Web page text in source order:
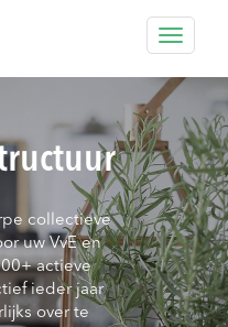
Toggle
collectieve
uw VvE en
actieve
ieder jaar
over te